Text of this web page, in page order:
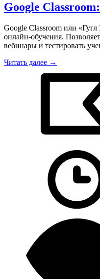
Google
Google Classroom или
онлайн-обучения.
вебинары и тестировать
Читать далее →